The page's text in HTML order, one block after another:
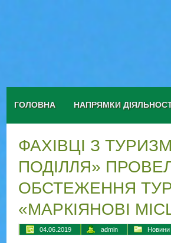
ГОЛОВНА НАПРЯМКИ
ФАХІВЦІ З
ПОДІЛЛЯ»
ОБСТЕЖЕННЯ
«МАРКІЯНОВІ
04.06.2019 admin Новини